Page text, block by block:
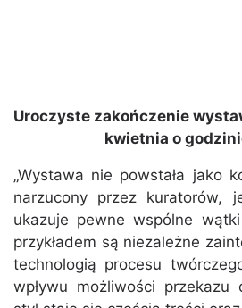
Uroczyste zakończenie
kwietnia o
„Wystawa nie powstała jako
narzucony przez kuratorów,
ukazuje pewne wspólne
przykładem są niezależne
technologią procesu
wpływu możliwości przekazu